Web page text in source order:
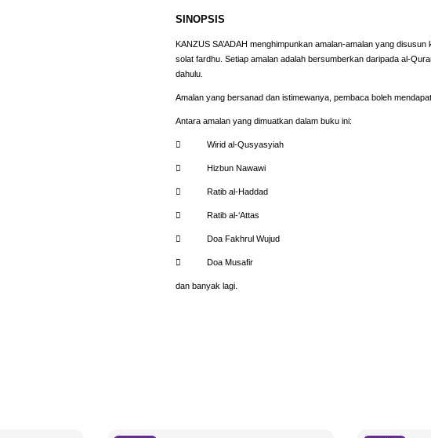
SINOPSIS
KANZUS SA’ADAH menghimpunkan amalan-amalan yang
solat fardhu. Setiap amalan adalah bersumberkan daripada al-
dahulu.
Amalan yang bersanad dan istimewanya, pembaca boleh
Antara amalan yang dimuatkan dalam buku ini:
 Wirid al-Qusyasyiah
 Hizbun Nawawi
 Ratib al-Haddad
 Ratib al-‘Attas
 Doa Fakhrul Wujud
 Doa Musafir
dan banyak lagi.